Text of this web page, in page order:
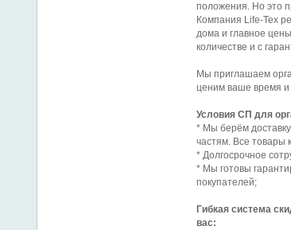
положения. Но это
Компания Life-Tex
дома и главное
количестве и с
Мы приглашаем
ценим ваше время и
Условия СП для
* Мы берём
частям. Все товары
* Долгосрочное
* Мы готовы
покупателей;
Гибкая система
вас: